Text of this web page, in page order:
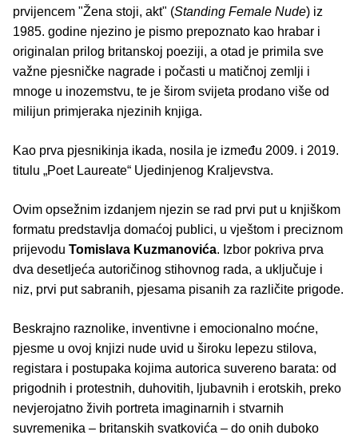
prvijencem "Žena stoji, akt" (Standing Female Nude) iz
1985. godine njezino je pismo prepoznato kao hrabar i
originalan prilog britanskoj poeziji, a otad je primila sve
važne pjesničke nagrade i počasti u matičnoj zemlji i
mnoge u inozemstvu, te je širom svijeta prodano više od
milijun primjeraka njezinih knjiga.
Kao prva pjesnikinja ikada, nosila je između 2009. i 2019.
titulu „Poet Laureate“ Ujedinjenog Kraljevstva.
Ovim opsežnim izdanjem njezin se rad prvi put u knjiškom
formatu predstavlja domaćoj publici, u vještom i preciznom
prijevodu Tomislava Kuzmanovića. Izbor pokriva prva
dva desetljeća autoričinog stihovnog rada, a uključuje i
niz, prvi put sabranih, pjesama pisanih za različite prigode.
Beskrajno raznolike, inventivne i emocionalno moćne,
pjesme u ovoj knjizi nude uvid u široku lepezu stilova,
registara i postupaka kojima autorica suvereno barata: od
prigodnih i protestnih, duhovitih, ljubavnih i erotskih, preko
nevjerojatno živih portreta imaginarnih i stvarnih
suvremenika – britanskih svatkovića – do onih duboko